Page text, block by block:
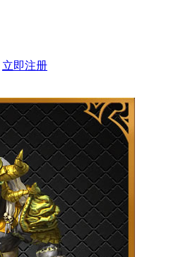
立即注册